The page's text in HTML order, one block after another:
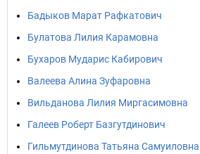
Бадыков Марат Рафкатович
Булатова Лилия Карамовна
Бухаров Мударис Кабирович
Валеева Алина Зуфаровна
Вильданова Лилия Миргасимовна
Галеев Роберт Базгутдинович
Гильмутдинова Татьяна Самуиловна